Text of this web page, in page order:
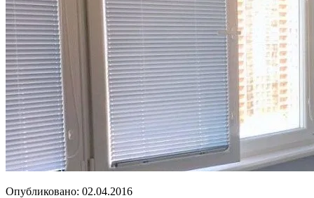
Опубликовано: 02.04.2016